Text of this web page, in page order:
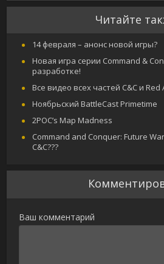
Читайте
14 февраля – анонс новой игры?
Новая игра серии Command &
разработке!
Все видео всех частей C&C и Red
Ноябрьский BattleCast Primetime
2POC’s Map Madness
Command and Conquer: Future
C&C???
Ваш комментарий